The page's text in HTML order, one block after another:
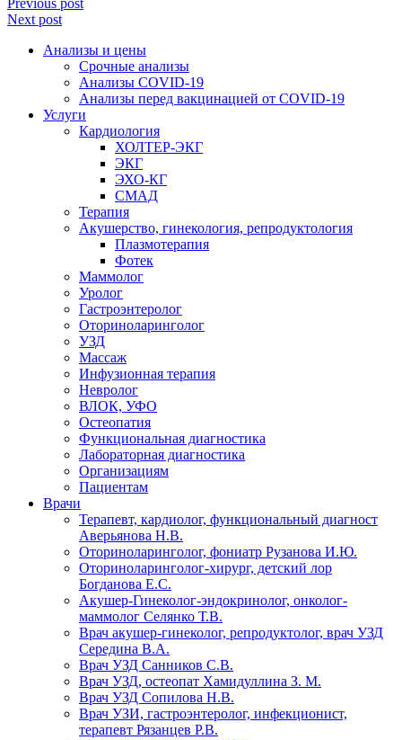
Next post
Анализы и цены
Срочные анализы
Анализы COVID-19
Анализы перед вакцинацией от COVID-19
Услуги
Кардиология
ХОЛТЕР-ЭКГ
ЭКГ
ЭХО-КГ
СМАД
Терапия
Акушерство, гинекология, репродуктология
Плазмотерапия
Фотек
Маммолог
Уролог
Гастроэнтеролог
Оториноларинголог
УЗД
Массаж
Инфузионная терапия
Невролог
ВЛОК, УФО
Остеопатия
Функциональная диагностика
Лабораторная диагностика
Организациям
Пациентам
Врачи
Терапевт, кардиолог, функциональный диагност
Аверьянова Н.В.
Оториноларинголог, фониатр Рузанова И.Ю.
Оториноларинголог-хирург, детский лор
Богданова Е.С.
Акушер-Гинеколог-эндокринолог, онколог-
маммолог Селянко Т.В.
Врач акушер-гинеколог, репродуктолог, врач УЗД
Середина В.А.
Врач УЗД Санников С.В.
Врач УЗД, остеопат Хамидуллина З. М.
Врач УЗД Сопилова Н.В.
Врач УЗИ, гастроэнтеролог, инфекционист,
терапевт Рязанцев Р.В.